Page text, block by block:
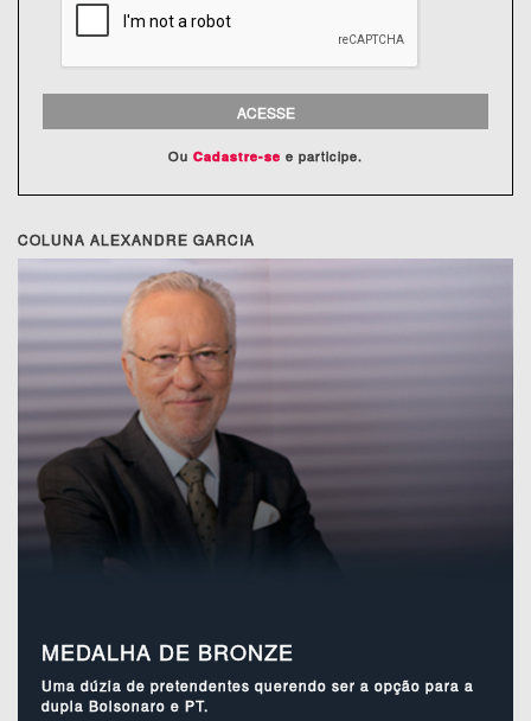
ACESSE
Ou Cadastre-se e participe.
COLUNA ALEXANDRE GARCIA
MEDALHA DE BRONZE
Uma dúzia de pretendentes querendo ser a opção para a
dupla Bolsonaro e PT.